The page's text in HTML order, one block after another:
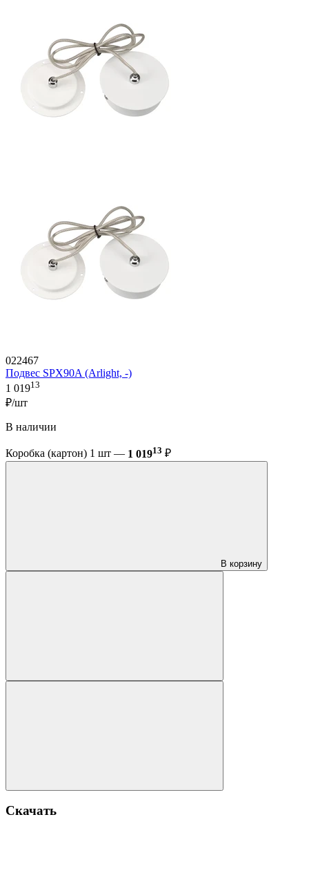
022467
Подвес SPX90A (Arlight, -)
1 01913
₽/шт
В наличии
Коробка (картон) 1 шт — 1 01913 ₽
В корзину
Скачать